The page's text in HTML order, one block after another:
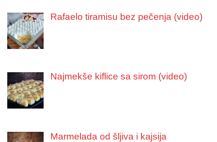
Rafaelo tiramisu bez pečenja (video)
Najmekše kiflice sa sirom (video)
Marmelada od šljiva i kajsija